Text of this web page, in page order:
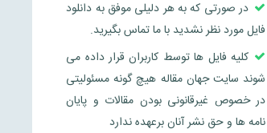
در صورتی که به هر دلیلی موفق به دانلود
فایل مورد نظر نشدید با ما تماس بگیرید.
کلیه فایل ها توسط کاربران قرار داده می
شوند سایت جهان مقاله هیچ گونه مسئولیتی
در خصوص غیرقانونی بودن مقالات و پایان
نامه ها و حق نشر آنان برعهده ندارد